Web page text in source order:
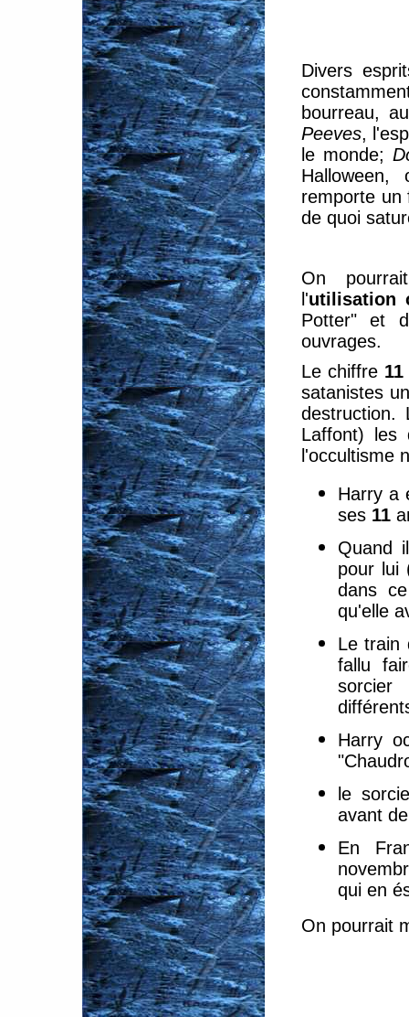
Divers
bourreau,
Peeves,
le monde;
remporte un
de quoi
On
l'utilisation
Potter" et
ouvrages.
Le chiffre
satanistes
destruction.
Laffont) les
l'occultisme
Harry a
ses 11
Quand
pour lui
dans
qu'elle
Le train
fallu
Harry
le
avant
En
qui en
On pourrait